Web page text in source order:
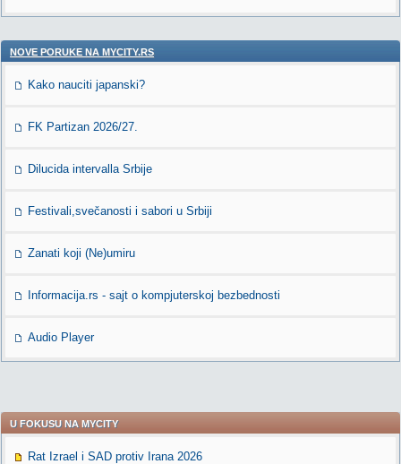
NOVE PORUKE NA MYCITY.RS
Kako nauciti japanski?
FK Partizan 2026/27.
Dilucida intervalla Srbije
Festivali,svečanosti i sabori u Srbiji
Zanati koji (Ne)umiru
Informacija.rs - sajt o kompjuterskoj bezbednosti
Audio Player
U FOKUSU NA MYCITY
Rat Izrael i SAD protiv Irana 2026